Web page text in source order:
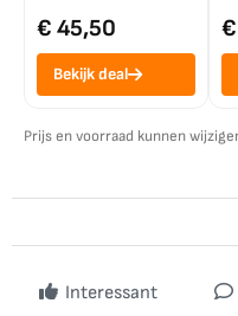
€ 45,50
Bekijk deal
Prijs en voorraad kunnen
Interessant